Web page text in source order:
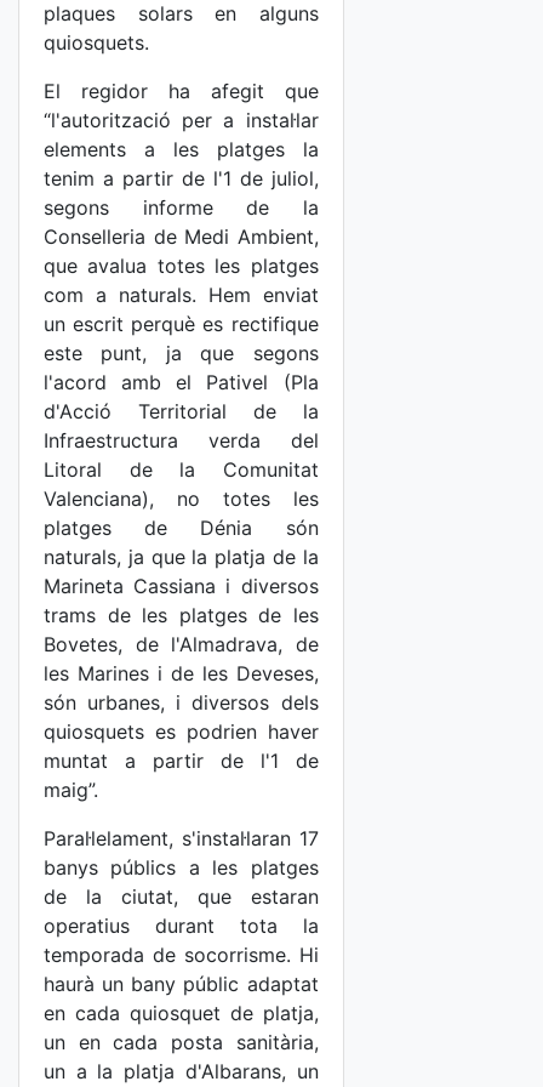
plaques solars en alguns
quiosquets.
El regidor ha afegit que
“l'autorització per a instal·lar
elements a les platges la
tenim a partir de l'1 de juliol,
segons informe de la
Conselleria de Medi Ambient,
que avalua totes les platges
com a naturals. Hem enviat
un escrit perquè es rectifique
este punt, ja que segons
l'acord amb el Pativel (Pla
d'Acció Territorial de la
Infraestructura verda del
Litoral de la Comunitat
Valenciana), no totes les
platges de Dénia són
naturals, ja que la platja de la
Marineta Cassiana i diversos
trams de les platges de les
Bovetes, de l'Almadrava, de
les Marines i de les Deveses,
són urbanes, i diversos dels
quiosquets es podrien haver
muntat a partir de l'1 de
maig”.
Paral·lelament, s'instal·laran 17
banys públics a les platges
de la ciutat, que estaran
operatius durant tota la
temporada de socorrisme. Hi
haurà un bany públic adaptat
en cada quiosquet de platja,
un en cada posta sanitària,
un a la platja d'Albarans, un